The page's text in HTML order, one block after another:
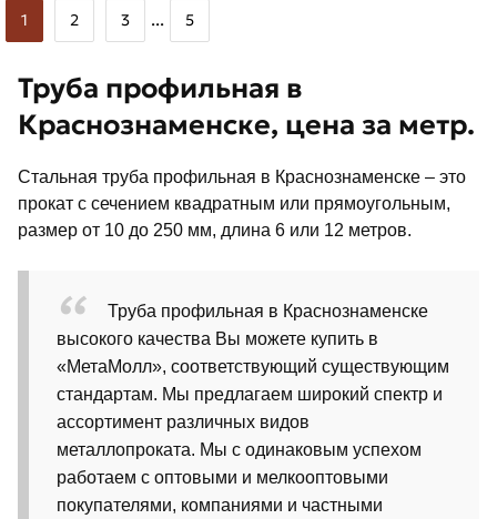
1 2 3 ... 5
Труба профильная в
Краснознаменске, цена за метр.
Стальная труба профильная в Краснознаменске – это
прокат с сечением квадратным или прямоугольным,
размер от 10 до 250 мм, длина 6 или 12 метров.
Труба профильная в Краснознаменске
высокого качества Вы можете купить в
«МетаМолл», соответствующий существующим
стандартам. Мы предлагаем широкий спектр и
ассортимент различных видов
металлопроката. Мы с одинаковым успехом
работаем с оптовыми и мелкооптовыми
покупателями, компаниями и частными